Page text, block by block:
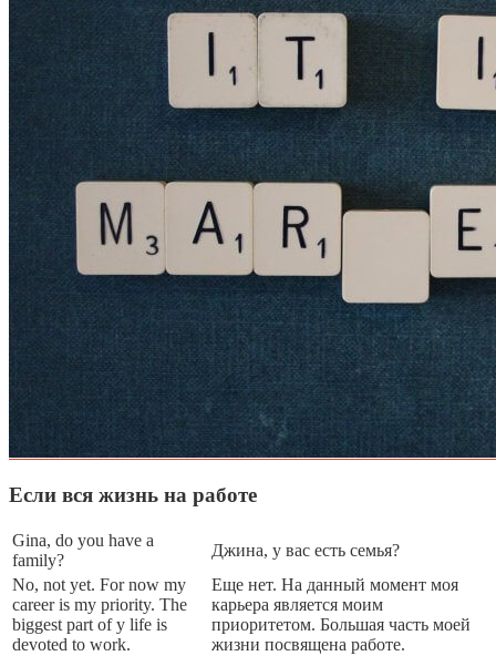
Если вся жизнь на работе
Gina, do you have a
family?
Джина, у вас есть семья?
No, not yet. For now my
career is my priority. The
biggest part of y life is
devoted to work.
Еще нет. На данный момент моя
карьера является моим
приоритетом. Большая часть моей
жизни посвящена работе.